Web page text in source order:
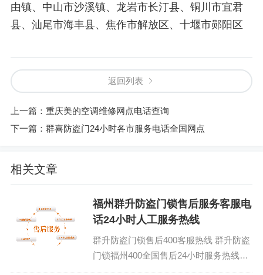
由镇、中山市沙溪镇、龙岩市长汀县、铜川市宜君
县、汕尾市海丰县、焦作市解放区、十堰市郧阳区
返回列表
上一篇： 重庆美的空调维修网点电话查询
下一篇： 群喜防盗门24小时各市服务电话全国网点
相关文章
福州群升防盗门锁售后服务客服电
话24小时人工服务热线
群升防盗门锁售后400客服热线 群升防盗
门锁福州400全国售后24小时服务热线：